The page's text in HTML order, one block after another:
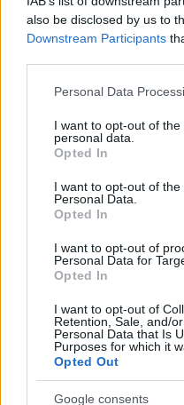
also be disclosed by us to
Downstream Participants
Please note that this
not limited to your visit or
grant or deny consent to
use your data for below
consent section.
Personal Data
I want to opt-out of
personal data.
Opted In
I want to opt-out of the
Personal Data.
Opted In
I want to opt-out of
Personal Data for
Opted In
I want to opt-out of
Retention, Sale, and/
Personal Data that Is
Purposes for which it
Opted Out
Google consents
nagyon szerényen van
> végszó & ami jön
Tavaly ilyenkor a
köszönhetően jobb
ám ettől még cseppet
mezőny szénája. Vajon
remek %-os változások
nem lesz túl nagy
November Manazért
helyezésre, ezen felül a
be pályázik, és
Kétarcú januárcímű
A magyar box office-
UIP-Duna Film
> a top 10 (csütörtök-
volt